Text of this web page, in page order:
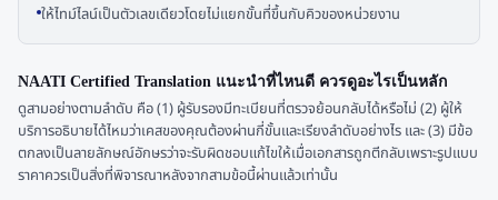
ให้ไทม์ไลน์เป็นตัวเลขเดียวโดยไม่แยกขั้นที่ขึ้นกับคิวของหน่วยงาน
NAATI Certified Translation แนะนำที่ไหนดี ควรดูอะไรเป็นหลัก
ดูสามอย่างตามลำดับ คือ (1) ผู้รับรองมีทะเบียนที่ตรวจย้อนกลับได้หรือไม่ (2) ผู้ให้
บริการอธิบายได้ไหมว่าเคสของคุณต้องผ่านกี่ขั้นและเรียงลำดับอย่างไร และ (3) มีข้อ
ตกลงเป็นลายลักษณ์อักษรว่าจะรับผิดชอบแก้ไขให้เมื่อเอกสารถูกตีกลับเพราะรูปแบบ
ราคาควรเป็นสิ่งที่พิจารณาหลังจากสามข้อนี้ผ่านแล้วเท่านั้น